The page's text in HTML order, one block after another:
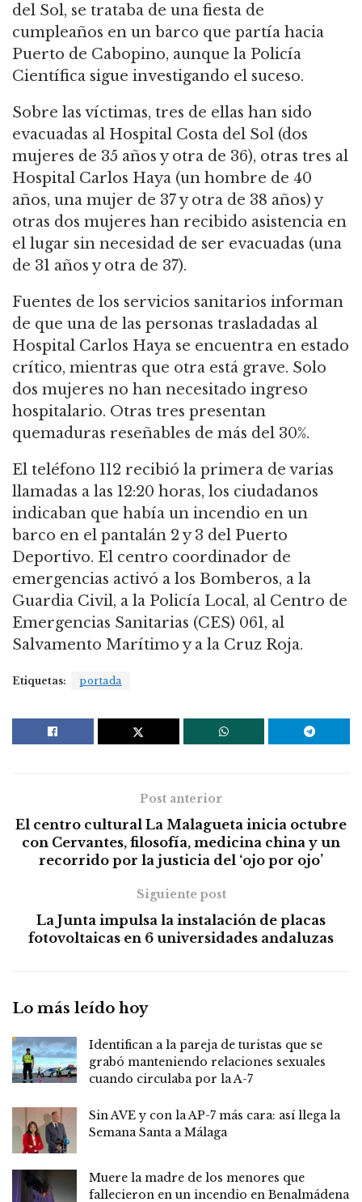
del Sol, se trataba de una fiesta de
cumpleaños en un barco que partía hacia
Puerto de Cabopino, aunque la Policía
Científica sigue investigando el suceso.
Sobre las víctimas, tres de ellas han sido
evacuadas al Hospital Costa del Sol (dos
mujeres de 35 años y otra de 36), otras tres al
Hospital Carlos Haya (un hombre de 40
años, una mujer de 37 y otra de 38 años) y
otras dos mujeres han recibido asistencia en
el lugar sin necesidad de ser evacuadas (una
de 31 años y otra de 37).
Fuentes de los servicios sanitarios informan
de que una de las personas trasladadas al
Hospital Carlos Haya se encuentra en estado
crítico, mientras que otra está grave. Solo
dos mujeres no han necesitado ingreso
hospitalario. Otras tres presentan
quemaduras reseñables de más del 30%.
El teléfono 112 recibió la primera de varias
llamadas a las 12:20 horas, los ciudadanos
indicaban que había un incendio en un
barco en el pantalán 2 y 3 del Puerto
Deportivo. El centro coordinador de
emergencias activó a los Bomberos, a la
Guardia Civil, a la Policía Local, al Centro de
Emergencias Sanitarias (CES) 061, al
Salvamento Marítimo y a la Cruz Roja.
Etiquetas: portada
Post anterior
El centro cultural La Malagueta inicia octubre
con Cervantes, filosofía, medicina china y un
recorrido por la justicia del ‘ojo por ojo’
Siguiente post
La Junta impulsa la instalación de placas
fotovoltaicas en 6 universidades andaluzas
Lo más leído hoy
Identifican a la pareja de turistas que se
grabó manteniendo relaciones sexuales
cuando circulaba por la A-7
Sin AVE y con la AP-7 más cara: así llega la
Semana Santa a Málaga
Muere la madre de los menores que
fallecieron en un incendio en Benalmádena